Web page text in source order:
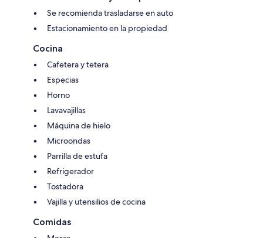
Se recomienda trasladarse en auto
Estacionamiento en la propiedad
Cocina
Cafetera y tetera
Especias
Horno
Lavavajillas
Máquina de hielo
Microondas
Parrilla de estufa
Refrigerador
Tostadora
Vajilla y utensilios de cocina
Comidas